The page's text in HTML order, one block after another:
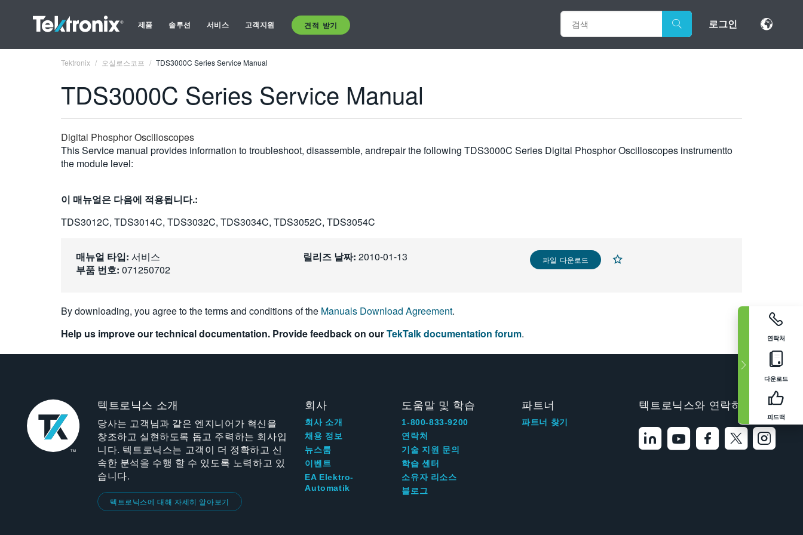
제품 솔루션 서비스 고객지원 견적 받기 로그인
연락처
다운로드
피드백
Tektronix 오실로스코프 TDS3000C Series Service Manual
TDS3000C Series Service Manual
Digital Phosphor Oscilloscopes
This Service manual provides information to troubleshoot, disassemble, andrepair the following TDS3000C Series Digital Phosphor Oscilloscopes instrumentto
the module level:
이 매뉴얼은 다음에 적용됩니다.:
TDS3012C, TDS3014C, TDS3032C, TDS3034C, TDS3052C, TDS3054C
매뉴얼 타입: 서비스
부품 번호: 071250702
릴리즈 날짜: 2010-01-13 파일 다운로드
By downloading, you agree to the terms and conditions of the Manuals Download Agreement.
Help us improve our technical documentation. Provide feedback on ourTekTalk documentation forum.
텍트로닉스 소개
당사는 고객님과 같은 엔지니어가 혁신을
창조하고 실현하도록 돕고 주력하는 회사입
니다. 텍트로닉스는 고객이 더 정확하고 신
속한 분석을 수행 할 수 있도록 노력하고 있
습니다.
텍트로닉스에 대해 자세히 알아보기
회사
회사 소개
채용 정보
뉴스룸
이벤트
EA Elektro-
Automatik
도움말 및 학습
1-800-833-9200
연락처
기술 지원 문의
학습 센터
소유자 리소스
블로그
파트너
파트너 찾기
텍트로닉스와 연락하기